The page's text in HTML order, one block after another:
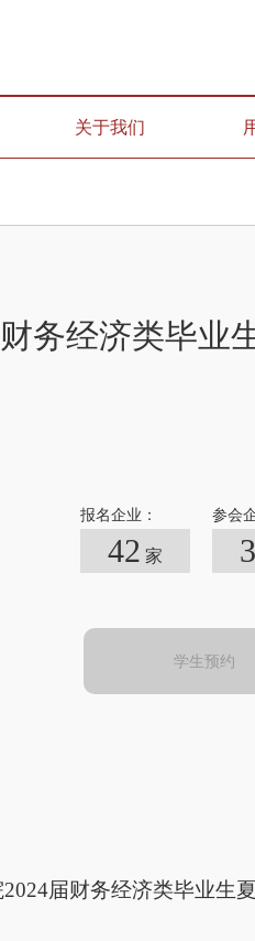
关于我们
务经济类毕业
报名企业：
42 家
参会
学生预约
届财务经济类毕业生